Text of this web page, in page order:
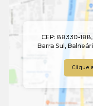
CEP: 88330-188
Barra Sul ,
Clique